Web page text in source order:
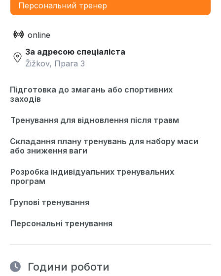
Персональний тренер
online
За адресою спеціаліста
Žižkov, Прага 3
Підготовка до змагань або спортивних
заходів
Тренування для відновлення після травм
Складання плану тренувань для набору маси
або зниження ваги
Розробка індивідуальних тренувальних
програм
Групові тренування
Персональні тренування
Години роботи